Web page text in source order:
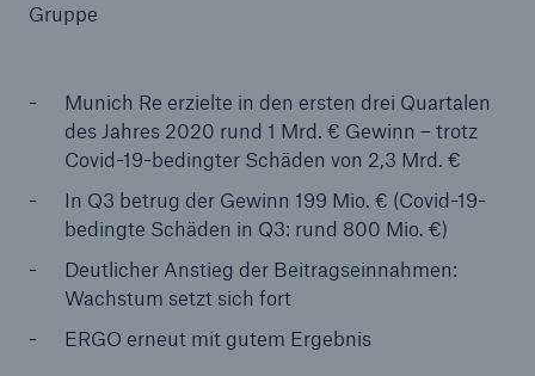
Gruppe
Munich Re erzielte in den ersten drei Quartalen
des Jahres 2020 rund 1 Mrd. € Gewinn – trotz
Covid-19-bedingter Schäden von 2,3 Mrd. €
In Q3 betrug der Gewinn 199 Mio. € (Covid-19-
bedingte Schäden in Q3: rund 800 Mio. €)
Deutlicher Anstieg der Beitragseinnahmen:
Wachstum setzt sich fort
ERGO erneut mit gutem Ergebnis
Our expert perspective for insurance